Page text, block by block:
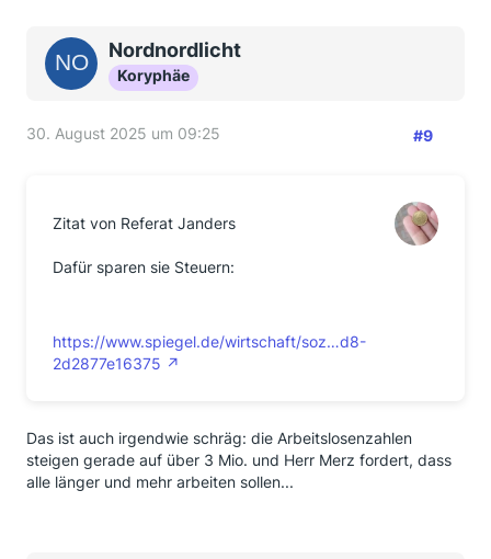
Nordnordlicht
Koryphäe
30. August 2025 um 09:25 #9
Zitat von Referat Janders
Dafür sparen sie Steuern:
https://www.spiegel.de/wirtschaft/soz…d8-
2d2877e16375
Das ist auch irgendwie schräg: die Arbeitslosenzahlen
steigen gerade auf über 3 Mio. und Herr Merz fordert, dass
alle länger und mehr arbeiten sollen...